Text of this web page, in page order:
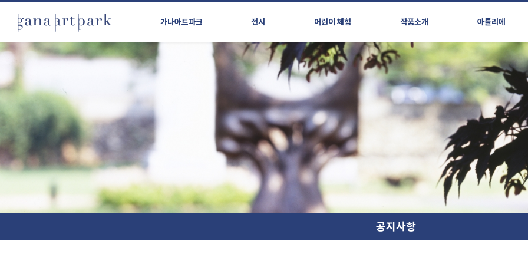
가나아트파크 전시 어린이 체험 작품소개 아틀리에
공지사항